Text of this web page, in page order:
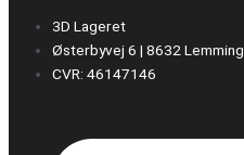
3D Lageret
Østerbyvej 6 | 8632 Lemming
CVR: 46147146